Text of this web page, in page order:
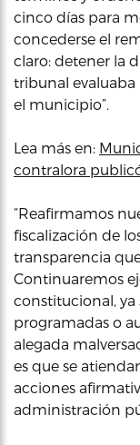
cinco días para
concederse el
claro: detener la
tribunal
el municipio”.
Lea más en:
contralora
“Reafirmamos
fiscalización de
transparencia
Continuaremos
constitucional, ya
programadas o
alegada
es que se
acciones
administración